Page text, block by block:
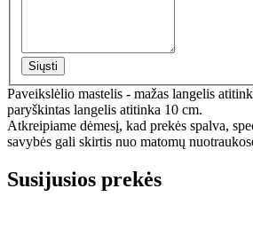
Siųsti
Paveikslėlio mastelis - mažas langelis
paryškintas langelis atitinka 10 cm.
Atkreipiame dėmesį, kad prekės spalva,
savybės gali skirtis nuo matomų
Susijusios prekės